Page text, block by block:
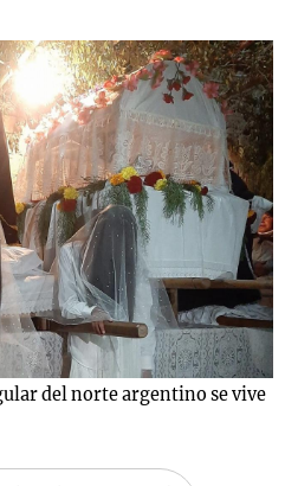
del norte argentino se vive
Notas